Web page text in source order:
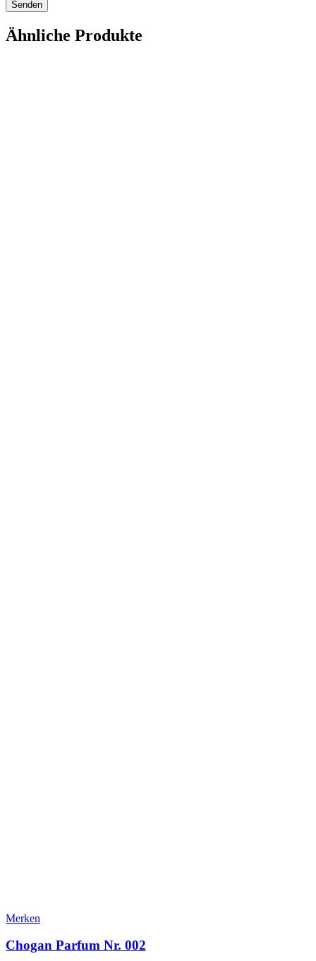
Ähnliche Produkte
Merken
Chogan Parfum Nr. 002